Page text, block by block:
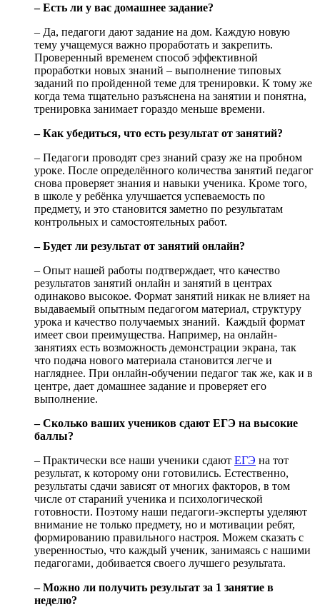
– Есть ли у вас домашнее задание?
– Да, педагоги дают задание на дом. Каждую новую
тему учащемуся важно проработать и закрепить.
Проверенный временем способ эффективной
проработки новых знаний – выполнение типовых
заданий по пройденной теме для тренировки. К тому же
когда тема тщательно разъяснена на занятии и понятна,
тренировка занимает гораздо меньше времени.
– Как убедиться, что есть результат от занятий?
– Педагоги проводят срез знаний сразу же на пробном
уроке. После определённого количества занятий педагог
снова проверяет знания и навыки ученика. Кроме того,
в школе у ребёнка улучшается успеваемость по
предмету, и это становится заметно по результатам
контрольных и самостоятельных работ.
– Будет ли результат от занятий онлайн?
– Опыт нашей работы подтверждает, что качество
результатов занятий онлайн и занятий в центрах
одинаково высокое. Формат занятий никак не влияет на
выдаваемый опытным педагогом материал, структуру
урока и качество получаемых знаний. Каждый формат
имеет свои преимущества. Например, на онлайн-
занятиях есть возможность демонстрации экрана, так
что подача нового материала становится легче и
нагляднее. При онлайн-обучении педагог так же, как и в
центре, дает домашнее задание и проверяет его
выполнение.
– Сколько ваших учеников сдают ЕГЭ на высокие
баллы?
– Практически все наши ученики сдают ЕГЭ на тот
результат, к которому они готовились. Естественно,
результаты сдачи зависят от многих факторов, в том
числе от стараний ученика и психологической
готовности. Поэтому наши педагоги-эксперты уделяют
внимание не только предмету, но и мотивации ребят,
формированию правильного настроя. Можем сказать с
уверенностью, что каждый ученик, занимаясь с нашими
педагогами, добивается своего лучшего результата.
– Можно ли получить результат за 1 занятие в
неделю?